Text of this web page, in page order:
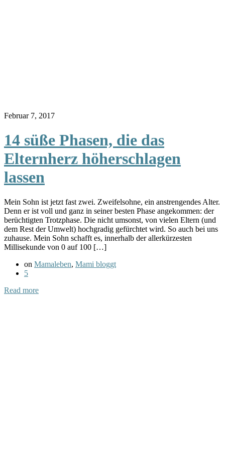
Februar 7, 2017
14 süße Phasen, die das
Elternherz höherschlagen
lassen
Mein Sohn ist jetzt fast zwei. Zweifelsohne, ein anstrengendes Alter.
Denn er ist voll und ganz in seiner besten Phase angekommen: der
berüchtigten Trotzphase. Die nicht umsonst, von vielen Eltern (und
dem Rest der Umwelt) hochgradig gefürchtet wird. So auch bei uns
zuhause. Mein Sohn schafft es, innerhalb der allerkürzesten
Millisekunde von 0 auf 100 […]
on Mamaleben, Mami bloggt
5
Read more